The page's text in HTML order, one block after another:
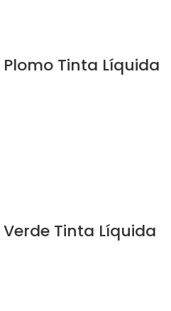
Tinta Líquida
Tinta Líquida